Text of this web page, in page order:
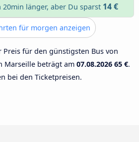
20min länger, aber Du sparst 14 €
für morgen anzeigen
Preis für den günstigsten Bus von
Marseille beträgt am 07.08.2026 65 €.
bei den Ticketpreisen.